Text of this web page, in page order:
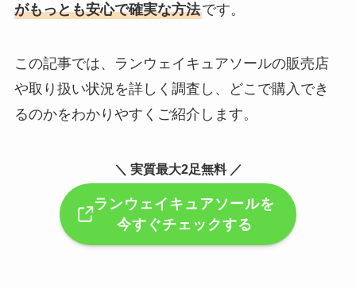
がもっとも安心で確実な方法です。
この記事では、ランウェイキュアソールの販売店
や取り扱い状況を詳しく調査し、どこで購入でき
るのかをわかりやすくご紹介します。
＼ 実質最大2足無料 ／
ランウェイキュアソールを
今すぐチェックする